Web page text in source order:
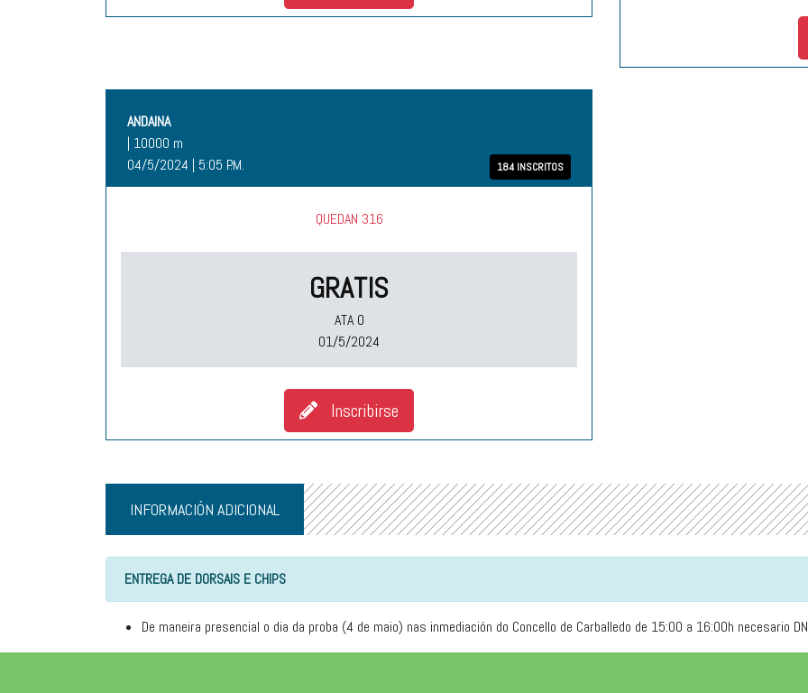
ANDAINA
| 10000 m
184 INSCRITOS
04/5/2024 | 5:05 P.M.
QUEDAN 316
GRATIS
ATA O
01/5/2024
Inscribirse
INFORMACIÓN ADICIONAL
ENTREGA DE DORSAIS E CHIPS
De maneira presencial o dia da proba (4 de maio) nas inmediación do Concello de Carballedo de 15:00 a 16:00h necesario